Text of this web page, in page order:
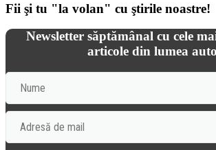
Fii şi tu "la volan" cu ştirile noastre!
Newsletter săptămânal cu cele
articole din lumea